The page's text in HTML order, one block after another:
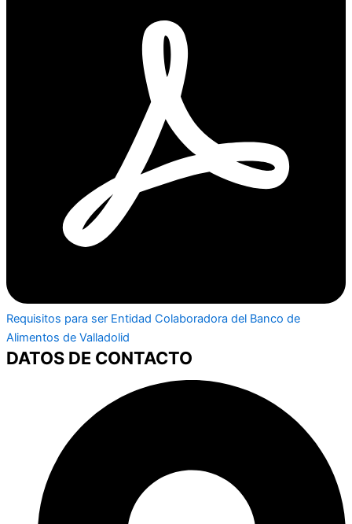
Requisitos para ser Entidad Colaboradora del Banco de
Alimentos de Valladolid
DATOS DE CONTACTO